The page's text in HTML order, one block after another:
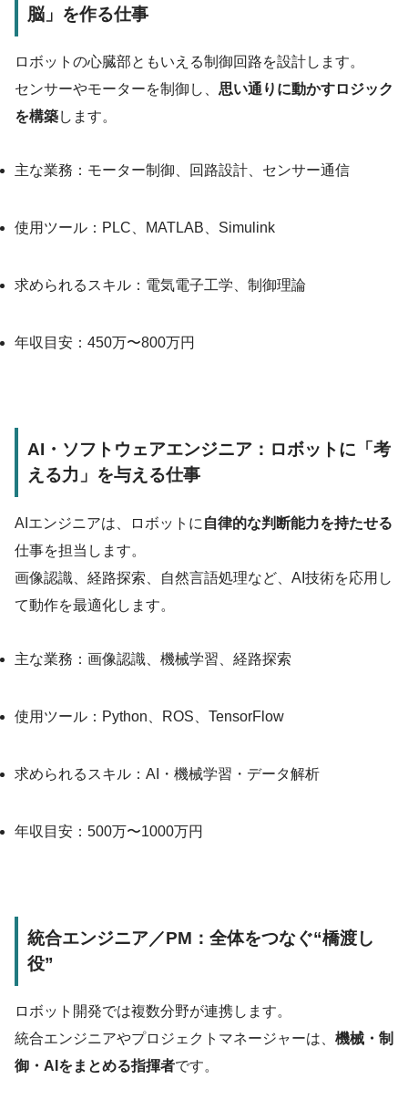
脳」を作る仕事
ロボットの心臓部ともいえる制御回路を設計します。
センサーやモーターを制御し、 思い通りに動かすロジック
を構築します。
主な業務：モーター制御、回路設計、センサー通信
使用ツール：PLC、MATLAB、Simulink
求められるスキル：電気電子工学、制御理論
年収目安：450万〜800万円
AI・ソフトウェアエンジニア：ロボットに「考
える力」を与える仕事
AIエンジニアは、ロボットに 自律的な判断能力を持たせる
仕事を担当します。
画像認識、経路探索、自然言語処理など、AI技術を応用し
て動作を最適化します。
主な業務：画像認識、機械学習、経路探索
使用ツール：Python、ROS、TensorFlow
求められるスキル：AI・機械学習・データ解析
年収目安：500万〜1000万円
統合エンジニア／PM：全体をつなぐ“橋渡し
役”
ロボット開発では複数分野が連携します。
統合エンジニアやプロジェクトマネージャーは、 機械・制
御・AIをまとめる指揮者です。